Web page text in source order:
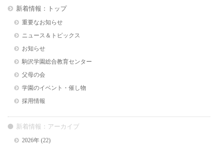
新着情報：トップ
重要なお知らせ
ニュース＆トピックス
お知らせ
駒沢学園総合教育センター
父母の会
学園のイベント・催し物
採用情報
新着情報：アーカイブ
2026年(22)